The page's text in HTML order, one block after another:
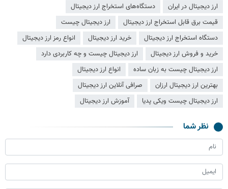
ارز دیجیتال در ایران
دستگاه‌های استخراج ارز دیجیتال
قیمت برق قابل استخراج ارز دیجیتال
ارز دیجیتال چیست
دستگاه استخراج ارز دیجیتال
خرید ارز دیجیتال
انواع رمز ارز دیجیتال
خرید و فروش ارز دیجیتال
ارز دیجیتال چیست و چه کاربردی دارد
ارز دیجیتال چیست به زبان ساده
انواع ارز دیجیتال
بهترین ارز دیجیتال ارزان
صرافی آنلاین ارز دیجیتال
ارز دیجیتال چیست ویکی پدیا
آموزش ارز دیجیتال
نظر شما